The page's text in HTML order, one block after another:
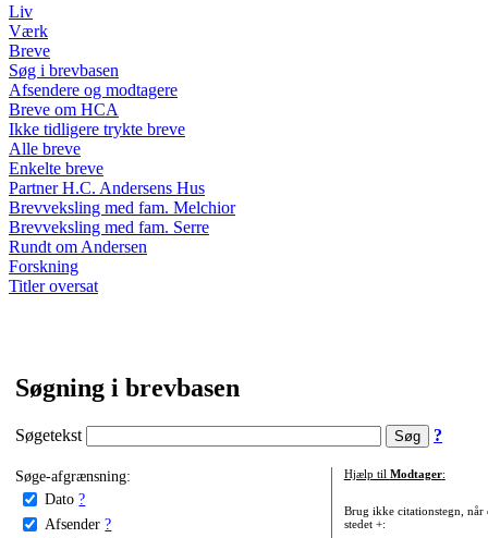
Liv
Værk
Breve
Søg i brevbasen
Afsendere og modtagere
Breve om HCA
Ikke tidligere trykte breve
Alle breve
Enkelte breve
Partner H.C. Andersens Hus
Brevveksling med fam. Melchior
Brevveksling med fam. Serre
Rundt om Andersen
Forskning
Titler oversat
Søgning i brevbasen
Søgetekst ?
Søge-afgrænsning:
Dato ?
Afsender ?
Hjælp til Modtager:
Brug ikke citationstegn, når
stedet +: